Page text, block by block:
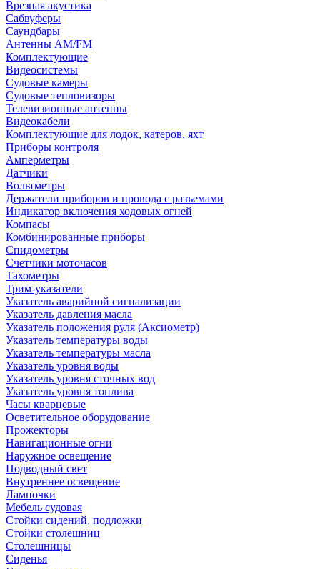
Врезная акустика
Сабвуферы
Саундбары
Антенны AM/FM
Комплектующие
Видеосистемы
Судовые камеры
Cудовые тепловизоры
Телевизионные антенны
Видеокабели
Комплектующие для лодок, катеров, яхт
Приборы контроля
Амперметры
Датчики
Вольтметры
Держатели приборов и провода с разъемами
Индикатор включения ходовых огней
Компасы
Комбинированные приборы
Спидометры
Счетчики моточасов
Тахометры
Трим-указатели
Указатель аварийной сигнализации
Указатель давления масла
Указатель положения руля (Аксиометр)
Указатель температуры воды
Указатель температуры масла
Указатель уровня воды
Указатель уровня сточных вод
Указатель уровня топлива
Часы кварцевые
Осветительное оборудование
Прожекторы
Навигационные огни
Наружное освещение
Подводный свет
Внутреннее освещение
Лампочки
Мебель судовая
Стойки сидений, подложки
Стойки столешниц
Столешницы
Сиденья